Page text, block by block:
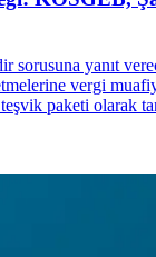
sorusuna yanıt
vergi
paketi olarak